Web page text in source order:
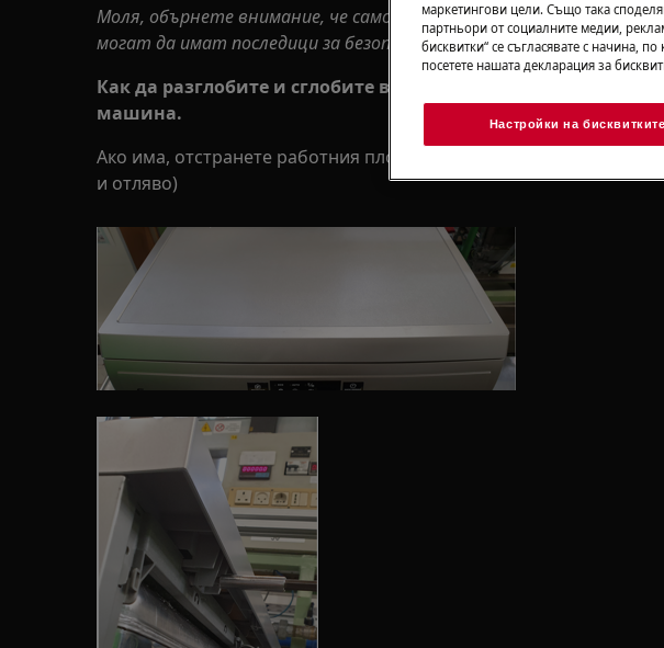
Моля, обърнете внимание, че саморемонтът или
могат да имат последици за безопасността, ако не бъдат
Как да разглобите и сглобите вътрешната врата на
машина.
Ако има, отстранете работния плот, като развиете двата задни
и отляво)
маркетингови цели. Също така
партньори от социалните медии,
бисквитки“ се съгласявате с начина,
посетете нашата декларация за
Настройки на бисквитките